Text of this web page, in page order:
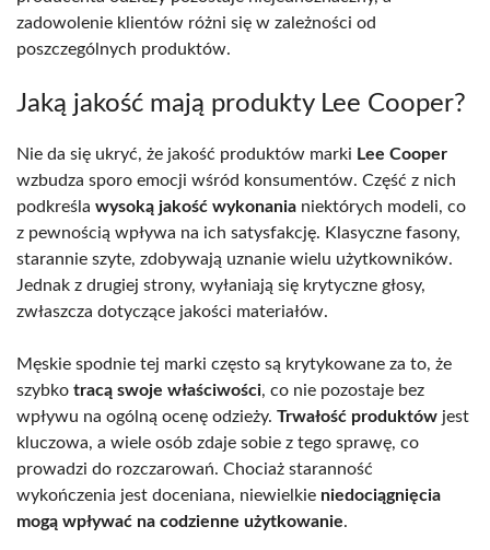
zadowolenie klientów różni się w zależności od
poszczególnych produktów.
Jaką jakość mają produkty Lee Cooper?
Nie da się ukryć, że jakość produktów marki Lee Cooper
wzbudza sporo emocji wśród konsumentów. Część z nich
podkreśla wysoką jakość wykonania niektórych modeli, co
z pewnością wpływa na ich satysfakcję. Klasyczne fasony,
starannie szyte, zdobywają uznanie wielu użytkowników.
Jednak z drugiej strony, wyłaniają się krytyczne głosy,
zwłaszcza dotyczące jakości materiałów.
Męskie spodnie tej marki często są krytykowane za to, że
szybko tracą swoje właściwości, co nie pozostaje bez
wpływu na ogólną ocenę odzieży. Trwałość produktów jest
kluczowa, a wiele osób zdaje sobie z tego sprawę, co
prowadzi do rozczarowań. Chociaż staranność
wykończenia jest doceniana, niewielkie niedociągnięcia
mogą wpływać na codzienne użytkowanie.